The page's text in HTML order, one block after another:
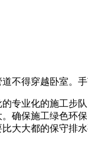
得穿越卧室。手
业化的施工步队
确保施工绿色环
大大都的保守排水